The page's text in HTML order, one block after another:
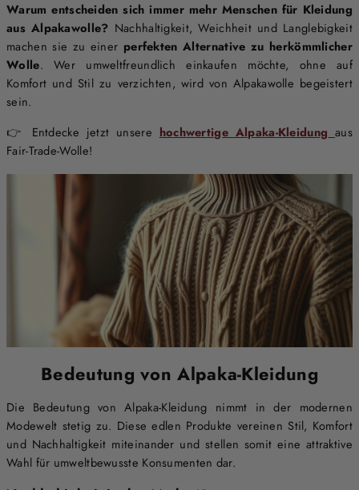
Warum entscheiden sich immer mehr Menschen für Kleidung
aus Alpakawolle? Nachhaltigkeit, Weichheit und Langlebigkeit
machen sie zu einer perfekten Alternative zu herkömmlicher
Wolle. Wer umweltfreundlich einkaufen möchte, ohne auf
Komfort und Stil zu verzichten, wird von Alpakawolle begeistert
sein.
👉 Entdecke jetzt unsere hochwertige Alpaka-Kleidung aus
Fair-Trade-Wolle!
Bedeutung von Alpaka-Kleidung
Die Bedeutung von Alpaka-Kleidung nimmt in der modernen
Modewelt stetig zu. Diese edlen Produkte vereinen Stil, Komfort
und Nachhaltigkeit miteinander und stellen somit eine attraktive
Wahl für umweltbewusste Konsumenten dar.